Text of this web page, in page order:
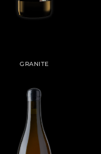
GRANITE